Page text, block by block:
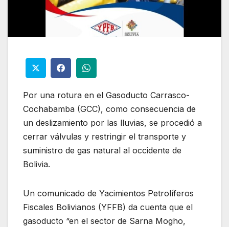
Por una rotura en el Gasoducto Carrasco-
Cochabamba (GCC), como consecuencia de
un deslizamiento por las lluvias, se procedió a
cerrar válvulas y restringir el transporte y
suministro de gas natural al occidente de
Bolivia.
Un comunicado de Yacimientos Petrolíferos
Fiscales Bolivianos (YFFB) da cuenta que el
gasoducto “en el sector de Sarna Mogho,